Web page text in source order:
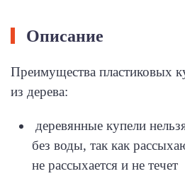
Описание
Преимущества пластиковых
из дерева:
деревянные купели
без воды, так как
не рассыхается и не течет